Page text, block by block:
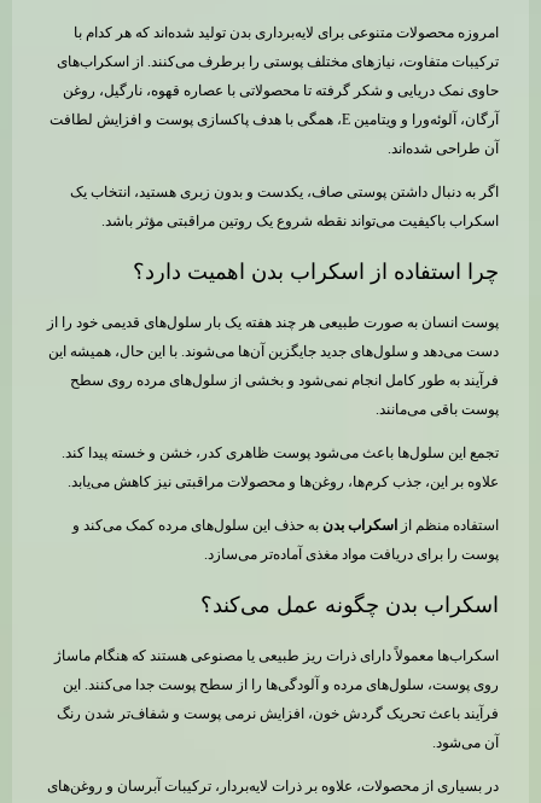
امروزه محصولات متنوعی برای لایه‌برداری بدن تولید شده‌اند که هر کدام با
ترکیبات متفاوت، نیازهای مختلف پوستی را برطرف می‌کنند. از اسکراب‌های
حاوی نمک دریایی و شکر گرفته تا محصولاتی با عصاره قهوه، نارگیل، روغن
آرگان، آلوئه‌ورا و ویتامین E، همگی با هدف پاکسازی پوست و افزایش لطافت
آن طراحی شده‌اند.
اگر به دنبال داشتن پوستی صاف، یکدست و بدون زبری هستید، انتخاب یک
اسکراب باکیفیت می‌تواند نقطه شروع یک روتین مراقبتی مؤثر باشد.
چرا استفاده از اسکراب بدن اهمیت دارد؟
پوست انسان به صورت طبیعی هر چند هفته یک بار سلول‌های قدیمی خود را از
دست می‌دهد و سلول‌های جدید جایگزین آن‌ها می‌شوند. با این حال، همیشه این
فرآیند به طور کامل انجام نمی‌شود و بخشی از سلول‌های مرده روی سطح
پوست باقی می‌مانند.
تجمع این سلول‌ها باعث می‌شود پوست ظاهری کدر، خشن و خسته پیدا کند.
علاوه بر این، جذب کرم‌ها، روغن‌ها و محصولات مراقبتی نیز کاهش می‌یابد.
استفاده منظم از اسکراب بدنبه حذف این سلول‌های مرده کمک می‌کند و
پوست را برای دریافت مواد مغذی آماده‌تر می‌سازد.
اسکراب بدن چگونه عمل می‌کند؟
اسکراب‌ها معمولاً دارای ذرات ریز طبیعی یا مصنوعی هستند که هنگام ماساژ
روی پوست، سلول‌های مرده و آلودگی‌ها را از سطح پوست جدا می‌کنند. این
فرآیند باعث تحریک گردش خون، افزایش نرمی پوست و شفاف‌تر شدن رنگ
آن می‌شود.
در بسیاری از محصولات، علاوه بر ذرات لایه‌بردار، ترکیبات آبرسان و روغن‌های